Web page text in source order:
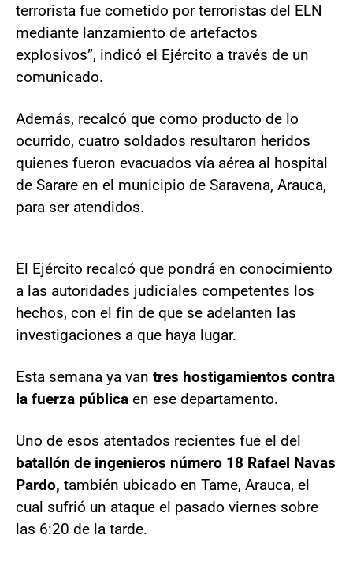
terrorista fue cometido por terroristas del ELN
mediante lanzamiento de artefactos
explosivos”, indicó el Ejército a través de un
comunicado.
Además, recalcó que como producto de lo
ocurrido, cuatro soldados resultaron heridos
quienes fueron evacuados vía aérea al hospital
de Sarare en el municipio de Saravena, Arauca,
para ser atendidos.
El Ejército recalcó que pondrá en conocimiento
a las autoridades judiciales competentes los
hechos, con el fin de que se adelanten las
investigaciones a que haya lugar.
Esta semana ya van tres hostigamientos contra
la fuerza pública en ese departamento.
Uno de esos atentados recientes fue el del
batallón de ingenieros número 18 Rafael Navas
Pardo, también ubicado en Tame, Arauca, el
cual sufrió un ataque el pasado viernes sobre
las 6:20 de la tarde.